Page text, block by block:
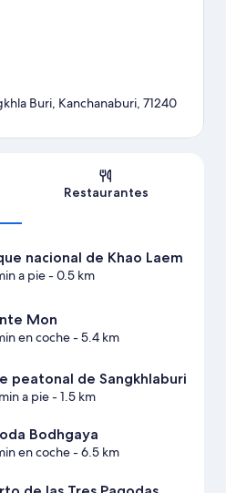
Buri, Kanchanaburi, 71240
Restaurantes
nacional de Khao Laem
a pie- 0.5 km
Mon
en coche- 5.4 km
peatonal de Sangkhlaburi
a pie- 1.5 km
Bodhgaya
en coche- 6.5 km